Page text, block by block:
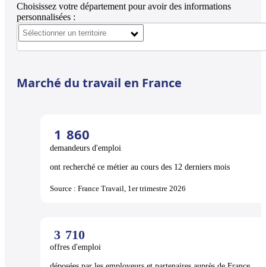
Choisissez votre département pour avoir des informations
personnalisées :
Marché du travail en France
1 860
demandeurs d'emploi
ont recherché ce métier au cours des 12 derniers mois
Source : France Travail, 1er trimestre 2026
3 710
offres d'emploi